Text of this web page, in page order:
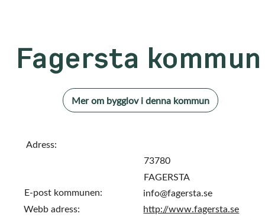
Fagersta kommun
Mer om bygglov i denna kommun
Adress:
E-post kommunen:
Webb adress:
73780
FAGERSTA
info@fagersta.se
http://www.fagersta.se